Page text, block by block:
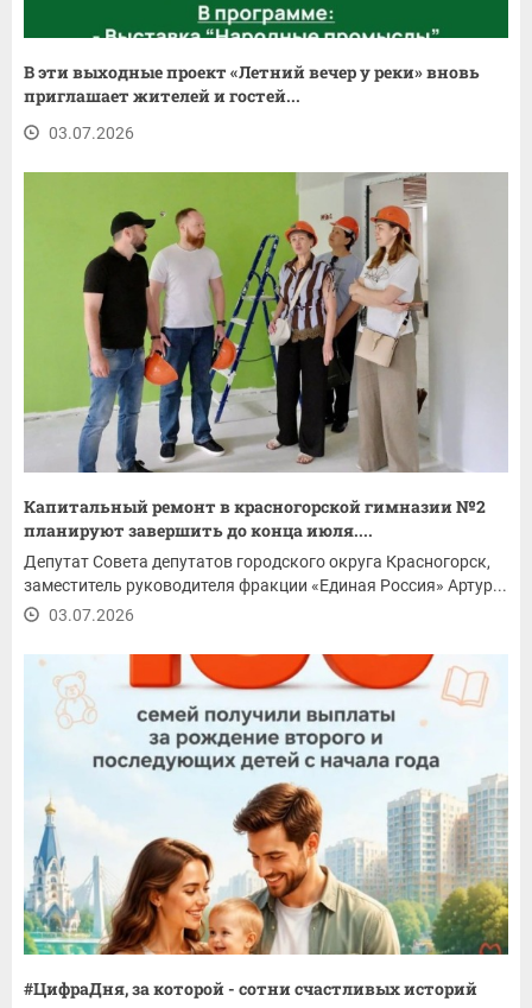
В эти выходные проект «Летний вечер у реки» вновь
приглашает жителей и гостей...
03.07.2026
Капитальный ремонт в красногорской гимназии №2
планируют завершить до конца июля....
Депутат Совета депутатов городского округа Красногорск,
заместитель руководителя фракции «Единая Россия» Артур...
03.07.2026
#ЦифраДня, за которой - сотни счастливых историй